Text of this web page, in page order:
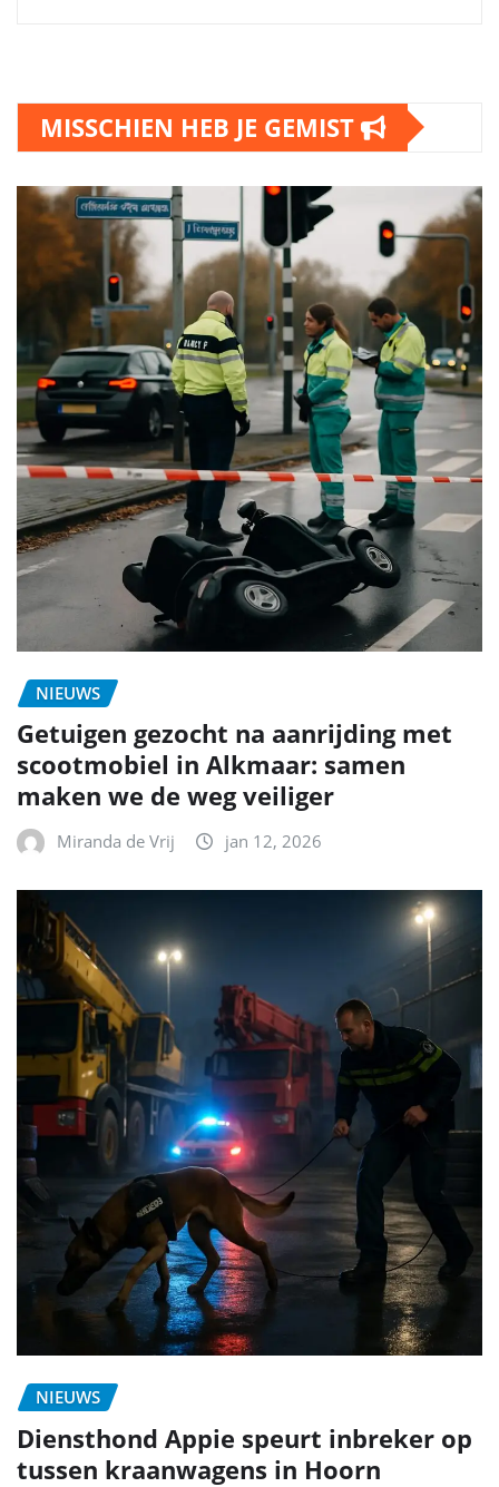
MISSCHIEN HEB JE GEMIST
NIEUWS
Getuigen gezocht na aanrijding met
scootmobiel in Alkmaar: samen
maken we de weg veiliger
Miranda de Vrij jan 12, 2026
NIEUWS
Diensthond Appie speurt inbreker op
tussen kraanwagens in Hoorn